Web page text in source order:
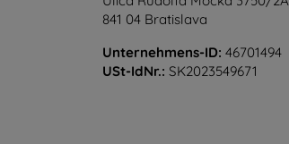
841 04 Bratislava
Unternehmens-ID: 46701494
USt-IdNr.: SK2023549671